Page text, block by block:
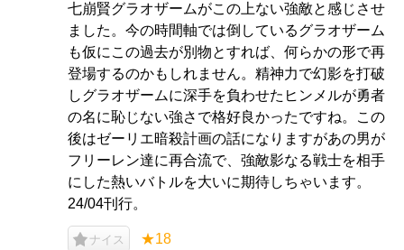
七崩賢グラオザームがこの上ない強敵と感じさせ
ました。今の時間軸では倒しているグラオザーム
も仮にこの過去が別物とすれば、何らかの形で再
登場するのかもしれません。精神力で幻影を打破
しグラオザームに深手を負わせたヒンメルが勇者
の名に恥じない強さで格好良かったですね。この
後はゼーリエ暗殺計画の話になりますがあの男が
フリーレン達に再合流で、強敵影なる戦士を相手
にした熱いバトルを大いに期待しちゃいます。
24/04刊行。
ナイス ★18